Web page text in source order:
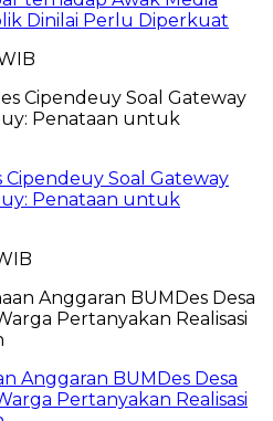
Dinilai Perlu Diperkuat
Cipendeuy Soal Gateway
Penataan untuk
Anggaran BUMDes Desa
Pertanyakan Realisasi